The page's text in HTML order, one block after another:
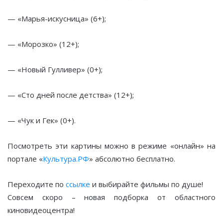
— «Марья-искусница» (6+);
— «Морозко» (12+);
— «Новый Гулливер» (0+);
— «Сто дней после детства» (12+);
— «Чук и Гек» (0+).
Посмотреть эти картины можно в режиме «онлайн» на
портале «Культура.РФ» абсолютно бесплатно.
Переходите по ссылке и выбирайте фильмы по душе!
Совсем скоро – новая подборка от областного
киновидеоцентра!